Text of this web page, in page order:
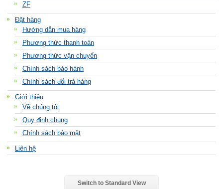
ZF
Đặt hàng
Hướng dẫn mua hàng
Phương thức thanh toán
Phương thức vận chuyển
Chính sách bảo hành
Chính sách đổi trả hàng
Giới thiệu
Về chúng tôi
Quy định chung
Chính sách bảo mật
Liên hệ
Switch to Standard View